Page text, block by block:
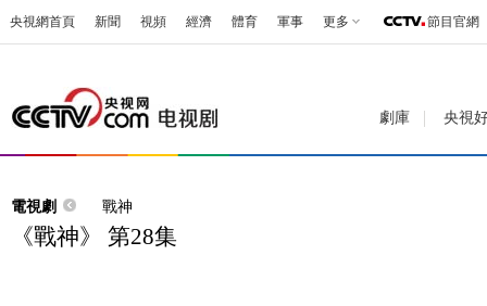
央視網首頁 新聞 視頻 經濟 體育 軍事 更多 節目官網
劇庫 央視
電視劇 戰神
《戰神》 第28集